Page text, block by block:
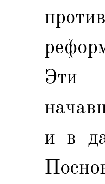
Эти
и в